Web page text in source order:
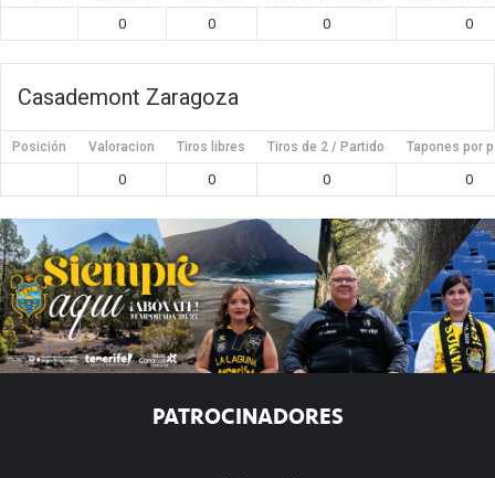
0 0 0 0
Casademont Zaragoza
Posición Valoracion Tiros libres Tiros de 2 / Partido Tapones por
0 0 0 0
PATROCINADORES